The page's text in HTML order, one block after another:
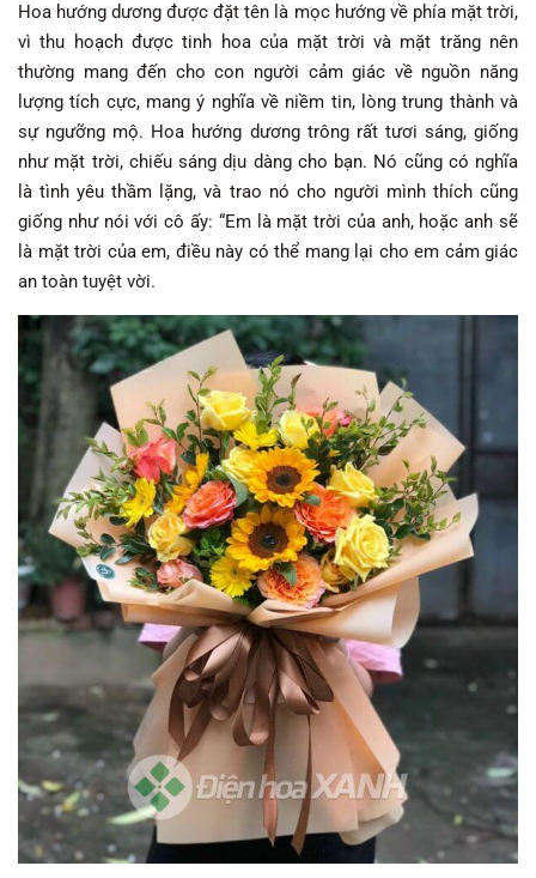
Hoa hướng dương được đặt tên là mọc hướng về phía mặt trời,
vì thu hoạch được tinh hoa của mặt trời và mặt trăng nên
thường mang đến cho con người cảm giác về nguồn năng
lượng tích cực, mang ý nghĩa về niềm tin, lòng trung thành và
sự ngưỡng mộ. Hoa hướng dương trông rất tươi sáng, giống
như mặt trời, chiếu sáng dịu dàng cho bạn. Nó cũng có nghĩa
là tình yêu thầm lặng, và trao nó cho người mình thích cũng
giống như nói với cô ấy: “Em là mặt trời của anh, hoặc anh sẽ
là mặt trời của em, điều này có thể mang lại cho em cảm giác
an toàn tuyệt vời.